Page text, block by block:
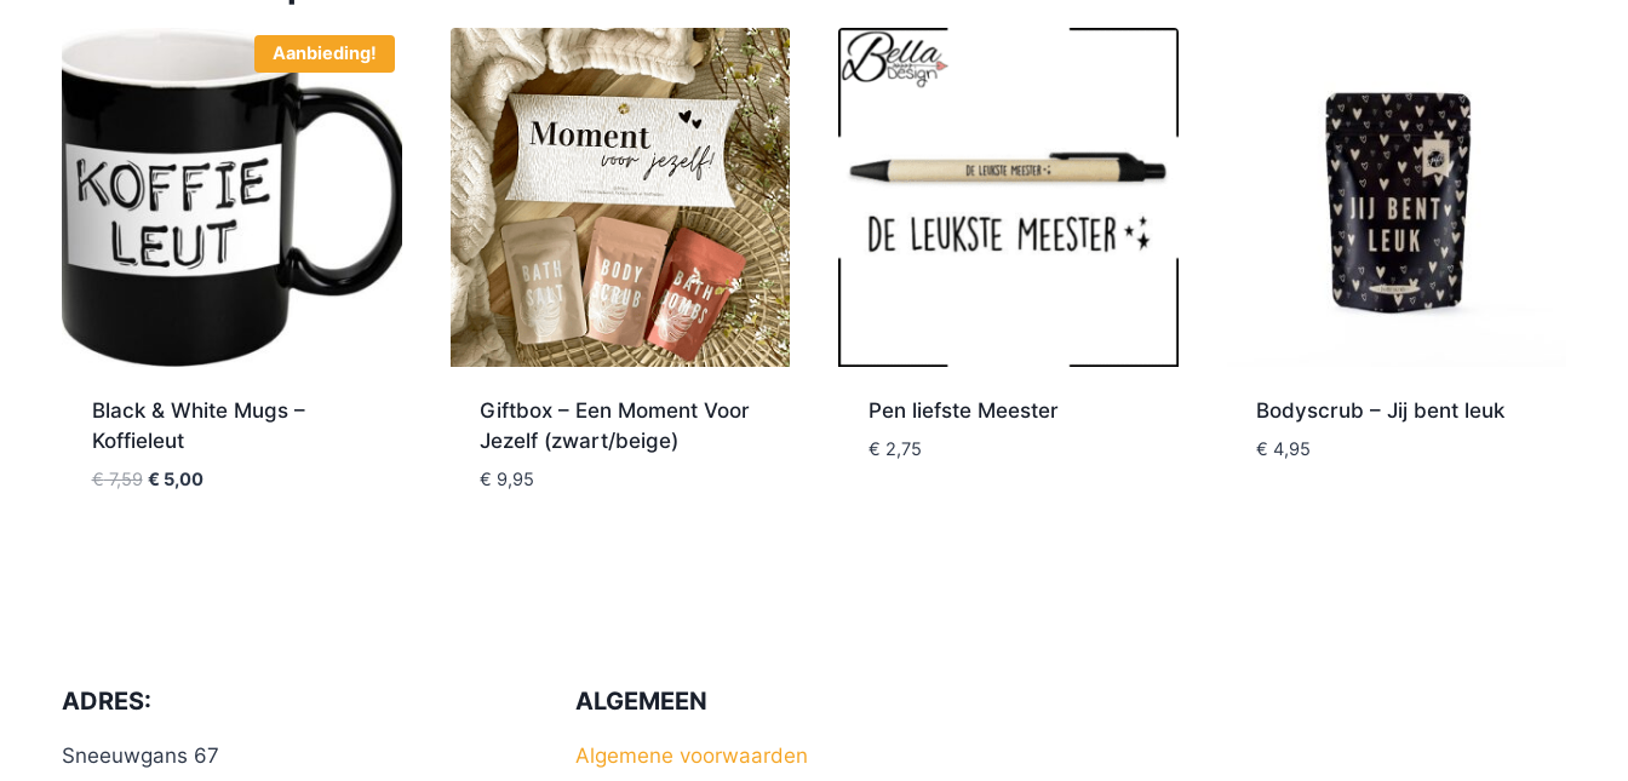
Aanbieding!
Black & White Mugs –
Koffieleut
€7,59 € 5,00
Giftbox – Een Moment Voor
Jezelf (zwart/beige)
€ 9,95
Pen liefste Meester
€ 2,75
Bodyscrub – Jij bent leuk
€ 4,95
ADRES:
Sneeuwgans 67
ALGEMEEN
Algemene voorwaarden